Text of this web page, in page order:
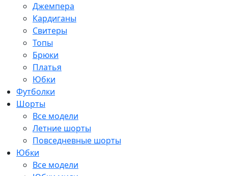
Джемпера
Кардиганы
Свитеры
Топы
Брюки
Платья
Юбки
Футболки
Шорты
Все модели
Летние шорты
Повседневные шорты
Юбки
Все модели